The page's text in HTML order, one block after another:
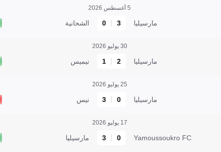
5 أغسطس 2026
مارسيليا 3
0 الشحانية
30 يوليو 2026
مارسيليا 2
1 نيميس
25 يوليو 2026
مارسيليا 0
3 نيس
17 يوليو 2026
Yamoussoukro FC
0
3 مارسيليا